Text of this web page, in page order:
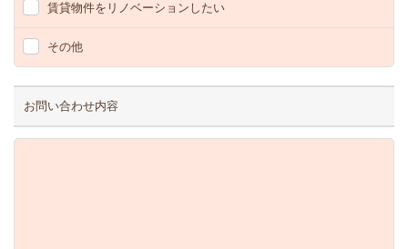
賃貸物件をリノベーションしたい
その他
お問い合わせ内容